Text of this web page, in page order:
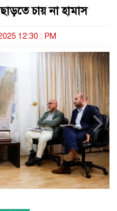
ছাড়তে চায় না হামাস
12:30 : PM